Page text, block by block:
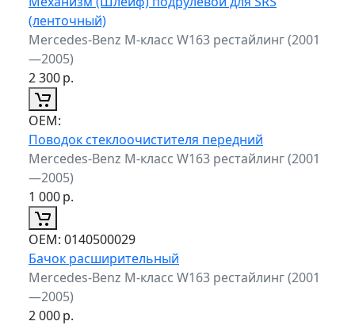
(ленточный)
Mercedes-Benz M-класс W163 рестайлинг (2001
—2005)
2 300р.
ОЕМ:
Поводок стеклоочистителя передний
Mercedes-Benz M-класс W163 рестайлинг (2001
—2005)
1 000р.
ОЕМ: 0140500029
Бачок расширительный
Mercedes-Benz M-класс W163 рестайлинг (2001
—2005)
2 000р.